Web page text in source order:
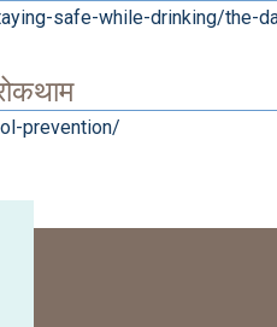
safe-while-drinking/the-
prevention/